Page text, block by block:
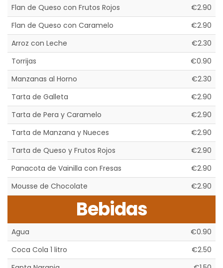
Flan de Queso con Frutos Rojos
€2.90
Flan de Queso con Caramelo
€2.90
Arroz con Leche
€2.30
Torrijas
€0.90
Manzanas al Horno
€2.30
Tarta de Galleta
€2.90
Tarta de Pera y Caramelo
€2.90
Tarta de Manzana y Nueces
€2.90
Tarta de Queso y Frutos Rojos
€2.90
Panacota de Vainilla con Fresas
€2.90
Mousse de Chocolate
€2.90
Bebidas
Agua
€0.90
Coca Cola 1 litro
€2.50